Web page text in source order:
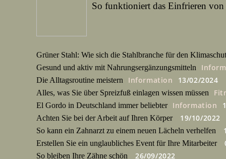
So funktioniert das Einfrieren von
Grüner Stahl: Wie sich die Stahlbranche für den
Gesund und aktiv mit Nahrungsergänzungsmitteln
Die Alltagsroutine meistern Information 13/02/2024
Alles, was Sie über Spreizfuß einlagen wissen müssen
El Gordo in Deutschland immer beliebter Information
Achten Sie bei der Arbeit auf Ihren Körper 19/10/2022
So kann ein Zahnarzt zu einem neuen Lächeln verhelfen
Erstellen Sie ein unglaubliches Event für Ihre Mitarbeiter
So bleiben Ihre Zähne schön 26/09/2022